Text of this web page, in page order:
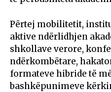
Përtej mobilitetit,
aktive ndërlidhjen
shkollave verore,
ndërkombëtare,
formateve hibride të
bashkëpunimeve